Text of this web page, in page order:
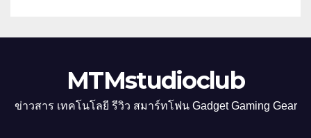
MTMstudioclub
ข่าวสาร เทคโนโลยี รีวิว สมาร์ทโฟน Gadget Gaming Gear